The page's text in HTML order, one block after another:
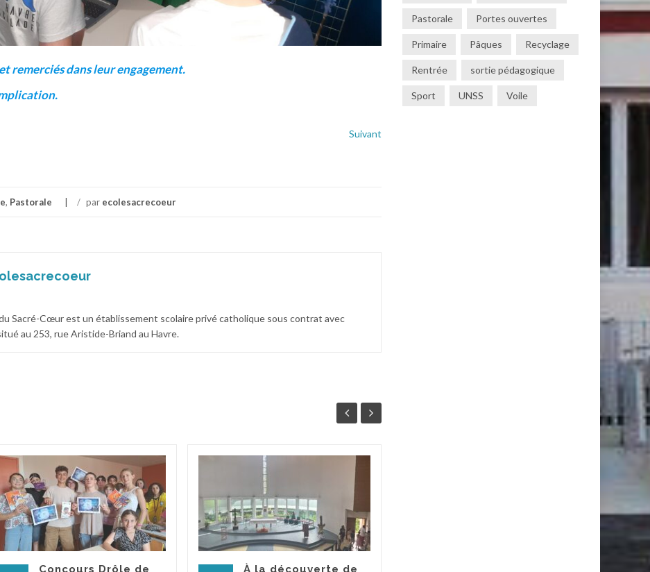
remerciés dans leur engagement.
Suivant
, Pastorale / par ecolesacrecoeur
Sacré-Cœur est un établissement scolaire privé catholique sous contrat avec
au 253, rue Aristide-Briand au Havre.
Concours Drôle de
À la découverte de
Pastorale Portes ouvertes
Primaire Pâques Recyclage
Rentrée sortie pédagogique
Sport UNSS Voile